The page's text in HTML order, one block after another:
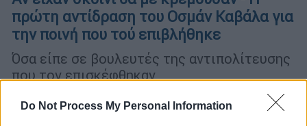
Do Not Process My Personal Information
πρώτη αντίδραση του Οσμάν Καβάλα για
την ποινή που τού επιβλήθηκε
Όσα είπε σε βουλευτές της αντιπολίτευσης
που τον επισκέφθηκαν